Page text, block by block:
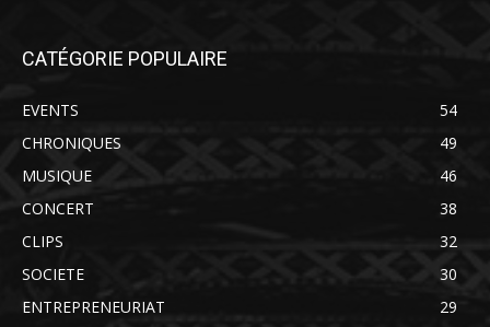
CATÉGORIE POPULAIRE
EVENTS
54
CHRONIQUES
49
MUSIQUE
46
CONCERT
38
CLIPS
32
SOCIETE
30
ENTREPRENEURIAT
29